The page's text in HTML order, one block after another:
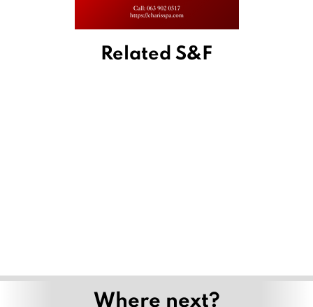
Related S&F
Where next?